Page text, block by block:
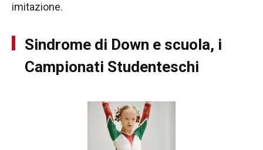
imitazione.
Sindrome di Down e scuola, i
Campionati Studenteschi